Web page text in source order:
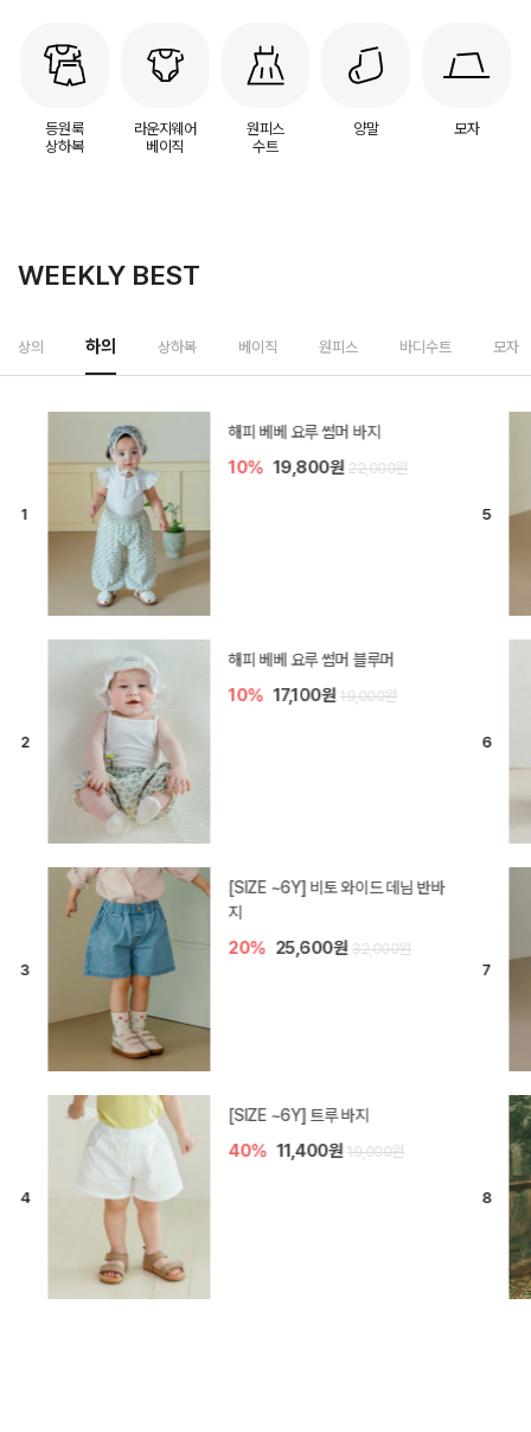
등원룩
상하복
라운지웨어
베이직
원피스
수트
양말 모자
WEEKLY BEST
상의 하의 상하복 베이직 원피스 바디수트 모자
[SIZE ~6Y] 델린 린넨 바지
10% 21,600원 24,000원
듀이 아기 바지
20% 15,200원 19,000원
[SIZE ~6Y] 라핀 카프리 팬츠
30%
엘로디 니트 아기 바지
30% 14,000원 20,000원